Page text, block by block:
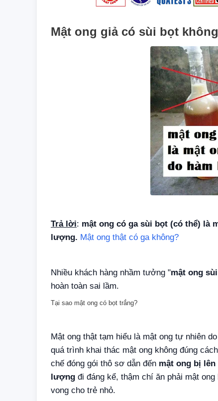
Mật ong giả có sùi bọt
Trả lời: mật ong có ga sùi bọt (có thể) là
lượng. Mật ong thật có ga không?
Nhiều khách hàng nhầm tưởng "mật ong
hoàn toàn sai lầm.
Tại sao mật ong có bọt trắng?
Mật ong thật tạm hiểu là mật ong tự nhiên
quá trình khai thác mật ong không đúng
chế đóng gói thô sơ dẫn đến mật ong bị
lượng đi đáng kể, thậm chí ăn phải mật
vong cho trẻ nhỏ.